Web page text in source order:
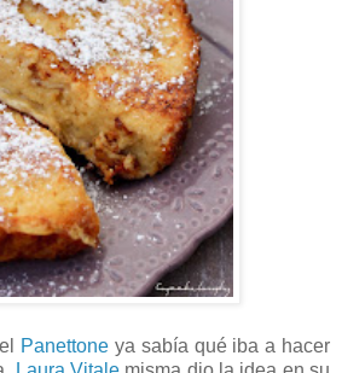
Panettone ya sabía qué iba a hacer